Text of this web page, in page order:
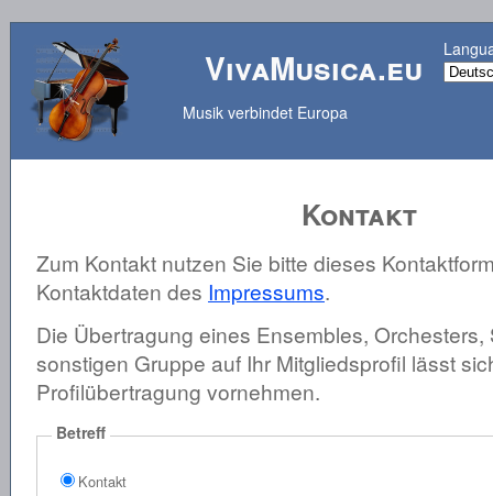
VivaMusica.eu
Musik verbindet Europa
Kontakt
Zum Kontakt nutzen Sie bitte dieses
Kontaktdaten des Impressums.
Die Übertragung eines Ensembles,
sonstigen Gruppe auf Ihr Mitgliedsprofil lässt
Profilübertragung vornehmen.
Betreff
Kontakt